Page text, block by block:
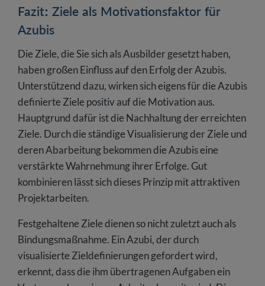
Fazit: Ziele als Motivationsfaktor für
Azubis
Die Ziele, die Sie sich als Ausbilder gesetzt haben,
haben großen Einfluss auf den Erfolg der Azubis.
Unterstützend dazu, wirken sich eigens für die Azubis
definierte Ziele positiv auf die Motivation aus.
Hauptgrund dafür ist die Nachhaltung der erreichten
Ziele. Durch die ständige Visualisierung der Ziele und
deren Abarbeitung bekommen die Azubis eine
verstärkte Wahrnehmung ihrer Erfolge. Gut
kombinieren lässt sich dieses Prinzip mit attraktiven
Projektarbeiten.
Festgehaltene Ziele dienen so nicht zuletzt auch als
Bindungsmaßnahme. Ein Azubi, der durch
visualisierte Zieldefinierungen gefordert wird,
erkennt, dass die ihm übertragenen Aufgaben ein